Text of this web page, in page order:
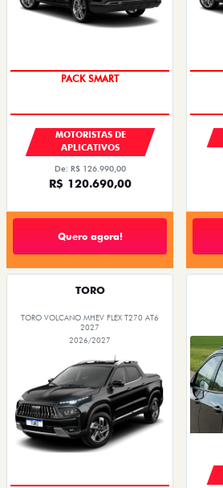
PACK SMART
MOTORISTAS DE
APLICATIVOS
De: R$ 126.990,00
R$ 120.690,00
Quero agora!
TORO
TORO VOLCANO MHEV FLEX T270 AT6
2027
2026/2027